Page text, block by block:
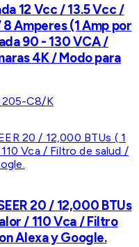
12 Vcc / 13.5 Vcc /
Amperes (1 Amp por
90 - 130 VCA /
4K / Modo para
C8/K
20 / 12,000 BTUs
/ 110 Vca / Filtro
Alexa y Google.